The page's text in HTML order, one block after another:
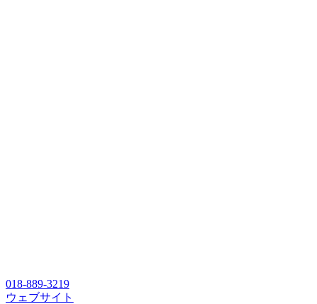
018-889-3219
ウェブサイト